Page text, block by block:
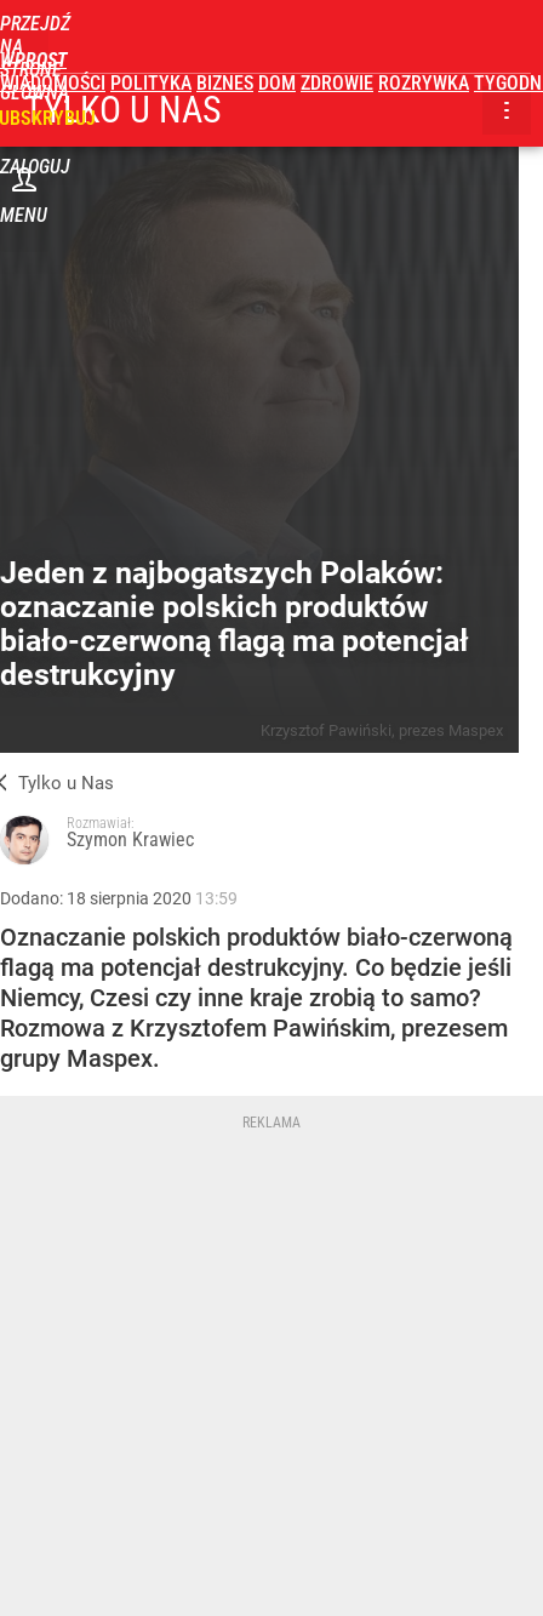
PRZEJDŹ
NA
STRONĘ
GŁÓWNĄ
WPROST
WIADOMOŚCI POLITYKA BIZNES DOM ZDROWIE ROZRYWKA
ZALOGUJ
MENU
TYLKO U NAS
Jeden z najbogatszych Polaków:
oznaczanie polskich produktów
biało-czerwoną flagą ma potencjał
destrukcyjny
Krzysztof Pawiński, prezes Maspex
Tylko u Nas
Rozmawiał:
Szymon Krawiec
Dodano: 18 sierpnia 2020 13:59
Oznaczanie polskich produktów biało-czerwoną
flagą ma potencjał destrukcyjny. Co będzie jeśli
Niemcy, Czesi czy inne kraje zrobią to samo?
Rozmowa z Krzysztofem Pawińskim, prezesem
grupy Maspex.